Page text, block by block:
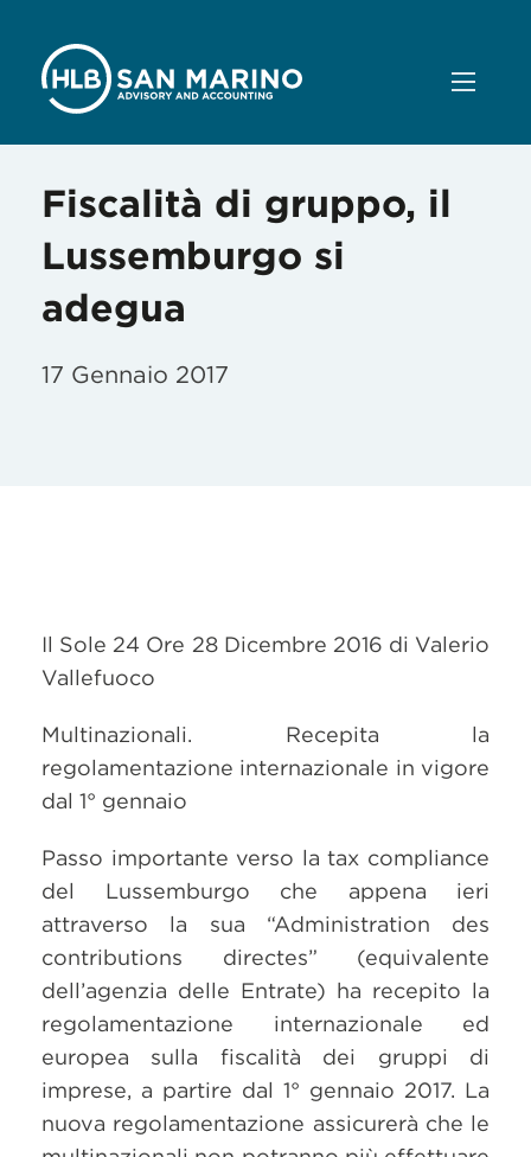
Fiscalità di gruppo, il
Lussemburgo si
adegua
17 Gennaio 2017
Il Sole 24 Ore 28 Dicembre 2016 di Valerio
Vallefuoco
Multinazionali. Recepita la
regolamentazione internazionale in vigore
dal 1° gennaio
Passo importante verso la tax compliance
del Lussemburgo che appena ieri
attraverso la sua “Administration des
contributions directes” (equivalente
dell’agenzia delle Entrate) ha recepito la
regolamentazione internazionale ed
europea sulla fiscalità dei gruppi di
imprese, a partire dal 1° gennaio 2017. La
nuova regolamentazione assicurerà che le